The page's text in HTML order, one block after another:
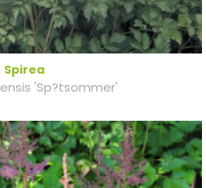
Spirea
'Sp?tsommer'